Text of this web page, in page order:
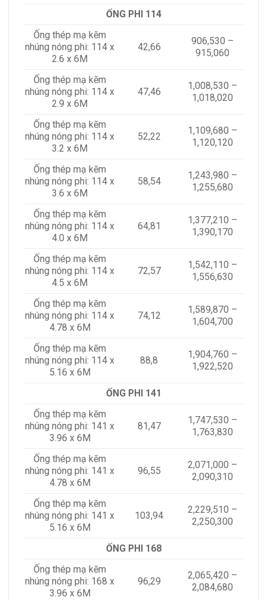
ỐNG PHI 114
Ống thép mạ kẽm
nhúng nóng phi: 114 x
2.6 x 6M
42,66
906,530 –
915,060
Ống thép mạ kẽm
nhúng nóng phi: 114 x
2.9 x 6M
47,46
1,008,530 –
1,018,020
Ống thép mạ kẽm
nhúng nóng phi: 114 x
3.2 x 6M
52,22
1,109,680 –
1,120,120
Ống thép mạ kẽm
nhúng nóng phi: 114 x
3.6 x 6M
58,54
1,243,980 –
1,255,680
Ống thép mạ kẽm
nhúng nóng phi: 114 x
4.0 x 6M
64,81
1,377,210 –
1,390,170
Ống thép mạ kẽm
nhúng nóng phi: 114 x
4.5 x 6M
72,57
1,542,110 –
1,556,630
Ống thép mạ kẽm
nhúng nóng phi: 114 x
4.78 x 6M
74,12
1,589,870 –
1,604,700
Ống thép mạ kẽm
nhúng nóng phi: 114 x
5.16 x 6M
88,8
1,904,760 –
1,922,520
ỐNG PHI 141
Ống thép mạ kẽm
nhúng nóng phi: 141 x
3.96 x 6M
81,47
1,747,530 –
1,763,830
Ống thép mạ kẽm
nhúng nóng phi: 141 x
4.78 x 6M
96,55
2,071,000 –
2,090,310
Ống thép mạ kẽm
nhúng nóng phi: 141 x
5.16 x 6M
103,94
2,229,510 –
2,250,300
ỐNG PHI 168
Ống thép mạ kẽm
nhúng nóng phi: 168 x
3.96 x 6M
96,29
2,065,420 –
2,084,680